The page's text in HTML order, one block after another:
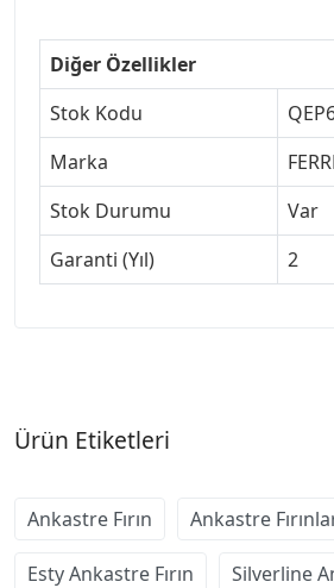
Diğer Özellikler
Stok Kodu
Marka
Stok Durumu
Var
Garanti (Yıl)
2
Ürün Etiketleri
Ankastre Fırın Ankastre
Esty Ankastre Fırın Silverline